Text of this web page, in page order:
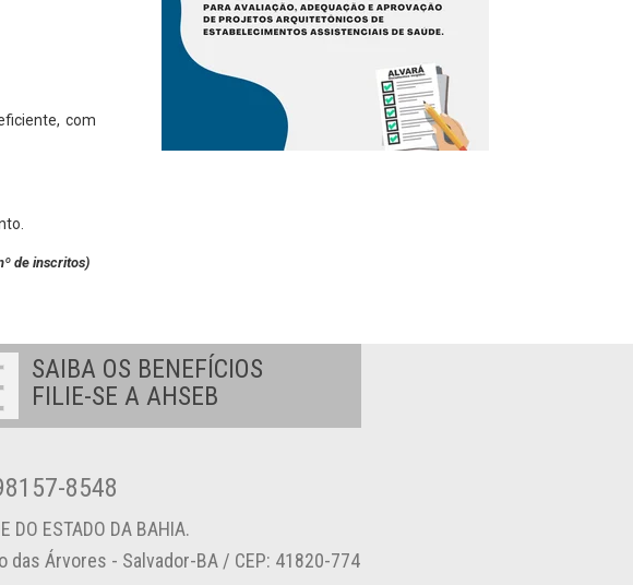
com
de inscritos)
SAIBA OS BENEFÍCIOS
FILIE-SE A AHSEB
8548
DO ESTADO DA BAHIA.
das Árvores - Salvador-BA / CEP: 41820-774